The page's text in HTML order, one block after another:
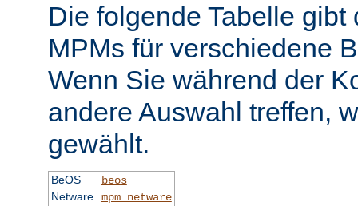
Die folgende Tabelle
MPMs für verschiedene
Wenn Sie während der
andere Auswahl treffen,
gewählt.
BeOS
beos
Netware
mpm_netware